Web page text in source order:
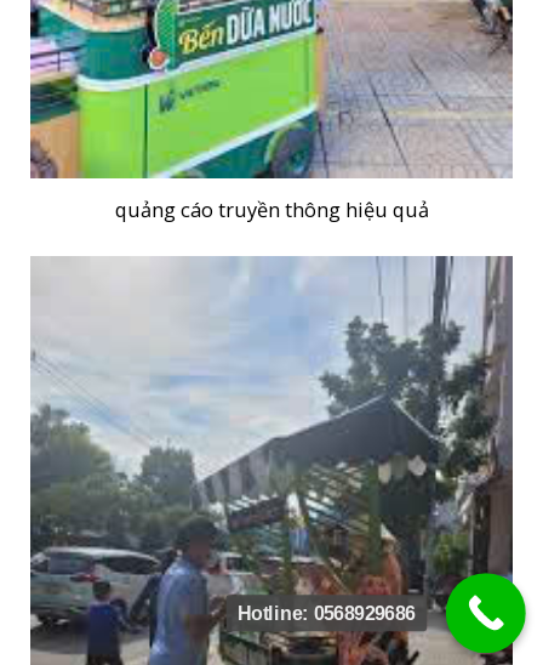
quảng cáo truyền thông hiệu quả
Hotline: 0568929686